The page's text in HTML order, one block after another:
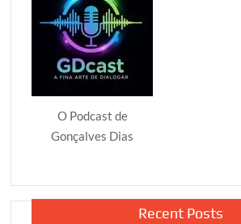
O Podcast de
Gonçalves Dias
Recent Posts